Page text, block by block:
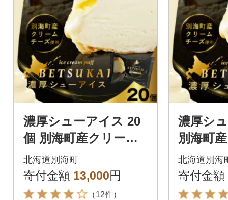
濃厚シューアイス 20
個 別海町産クリーム
チーズ贅沢使用 冷た
いシュークリーム 北
海道スイーツ
北海道別海町
寄付金額 13,000円
（12件）
濃厚シ
別海町
ズ贅沢
ューク
スイーツ
北海道別海
寄付金額